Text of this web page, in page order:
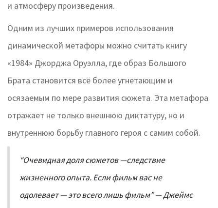
и атмосферу произведения.
Одним из лучших примеров использования
динамической метафоры можно считать книгу
«1984» Джорджа Оруэлла, где образ Большого
Брата становится всё более угнетающим и
осязаемым по мере развития сюжета. Эта метафора
отражает не только внешнюю диктатуру, но и
внутреннюю борьбу главного героя с самим собой.
“Очевидная доля сюжетов —следствие
жизненного опыта. Если фильм вас не
одолевает — это всего лишь фильм” — Джеймс